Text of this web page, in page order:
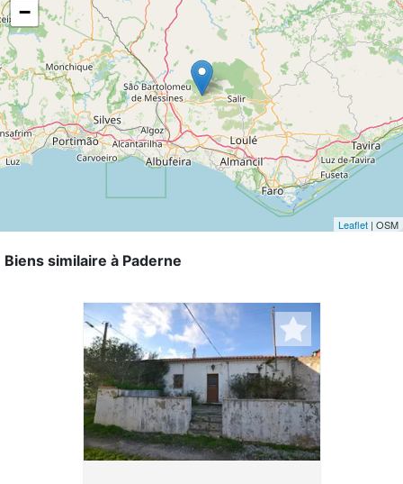
−
Leaflet | OSM
Biens similaire à Paderne